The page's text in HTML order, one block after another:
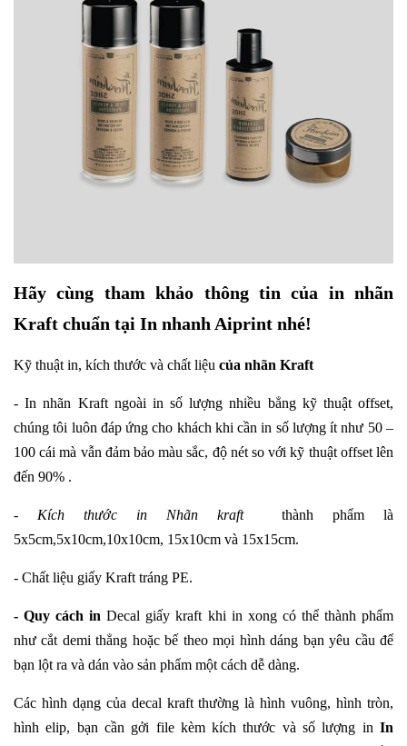
Hãy cùng tham khảo thông tin của in nhãn
Kraft chuẩn tại In nhanh Aiprint nhé!
Kỹ thuật in, kích thước và chất liệu của nhãn Kraft
-In nhãn Kraft ngoài in số lượng nhiều bẳng kỹ thuật offset,
chúng tôi luôn đáp ứng cho khách khi cần in số lượng ít như 50 –
100 cái mà vẫn đảm bảo màu sắc, độ nét so với kỹ thuật offset lên
đến 90% .
- Kích thước in Nhãn kraft
thành phẩm là
5x5cm,5x10cm,10x10cm, 15x10cm và 15x15cm.
- Chất liệu giấy Kraft tráng PE.
-Quy cách in Decal giấy kraft khi in xong có thể thành phẩm
như cắt demi thẳng hoặc bế theo mọi hình dáng bạn yêu cầu để
bạn lột ra và dán vào sản phẩm một cách dễ dàng.
Các hình dạng của decal kraft thường là hình vuông, hình tròn,
hình elip, bạn cần gởi file kèm kích thước và số lượng in In